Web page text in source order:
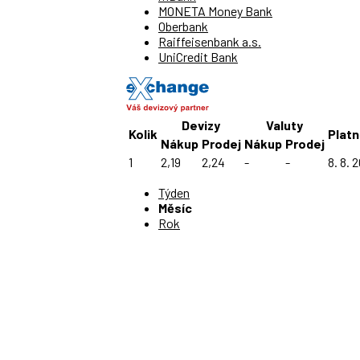
MONETA Money Bank
Oberbank
Raiffeisenbank a.s.
UniCredit Bank
Kolik
Devizy Valuty
Nákup Prodej Nákup Prodej
1
2,19 2,24 - -
8. 8.
Týden
Měsíc
Rok